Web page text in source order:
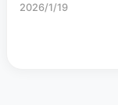
2026/1/19